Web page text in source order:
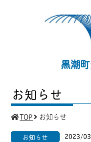
黒潮
お知らせ
TOP お知らせ
お知らせ 2023/